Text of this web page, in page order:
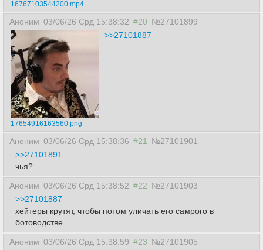
16767103544200.mp4
Аноним 03/06/26 Срд 15:38:32 #20 №27101899
17654916163560.png
>>27101887
Аноним 03/06/26 Срд 15:38:36 #21
№27101901
>>27101891
чья?
Аноним 03/06/26 Срд 15:38:52 #22 №27101903
>>27101887
хейтеры крутят, чтобы потом уличать его самрого в
ботоводстве
Аноним 03/06/26 Срд 15:38:59 #23 №27101905